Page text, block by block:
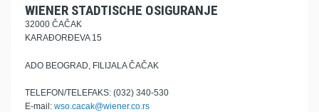
WIENER STADTISCHE OSIGURANJE
32000 ČAČAK
KARAĐORĐEVA 15
ADO BEOGRAD, FILIJALA ČAČAK
TELEFON/TELEFAKS: (032) 340-530
E-mail: wso.cacak@wiener.co.rs